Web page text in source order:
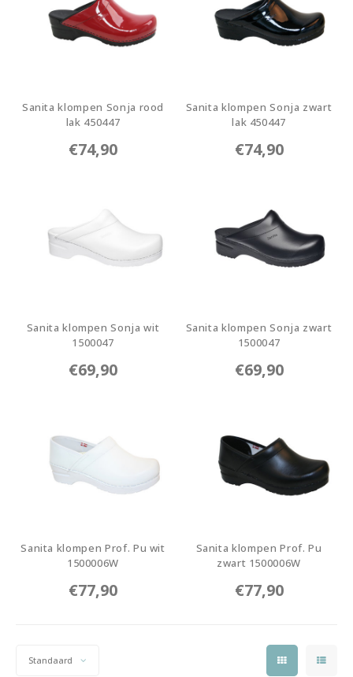
Sanita klompen Sonja rood
lak 450447
€74,90
Sanita klompen Sonja zwart
lak 450447
€74,90
Sanita klompen Sonja wit
1500047
€69,90
Sanita klompen Sonja zwart
1500047
€69,90
Sanita klompen Prof. Pu wit
1500006W
€77,90
Sanita klompen Prof. Pu
zwart 1500006W
€77,90
Standaard